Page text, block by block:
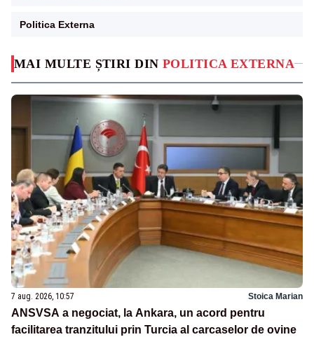
MAI MULTE ȘTIRI DIN POLITICA EXTERNA
7 aug. 2026, 10:57 Stoica Marian
ANSVSA a negociat, la Ankara, un acord pentru
facilitarea tranzitului prin Turcia al carcaselor de ovine
Politica Externa